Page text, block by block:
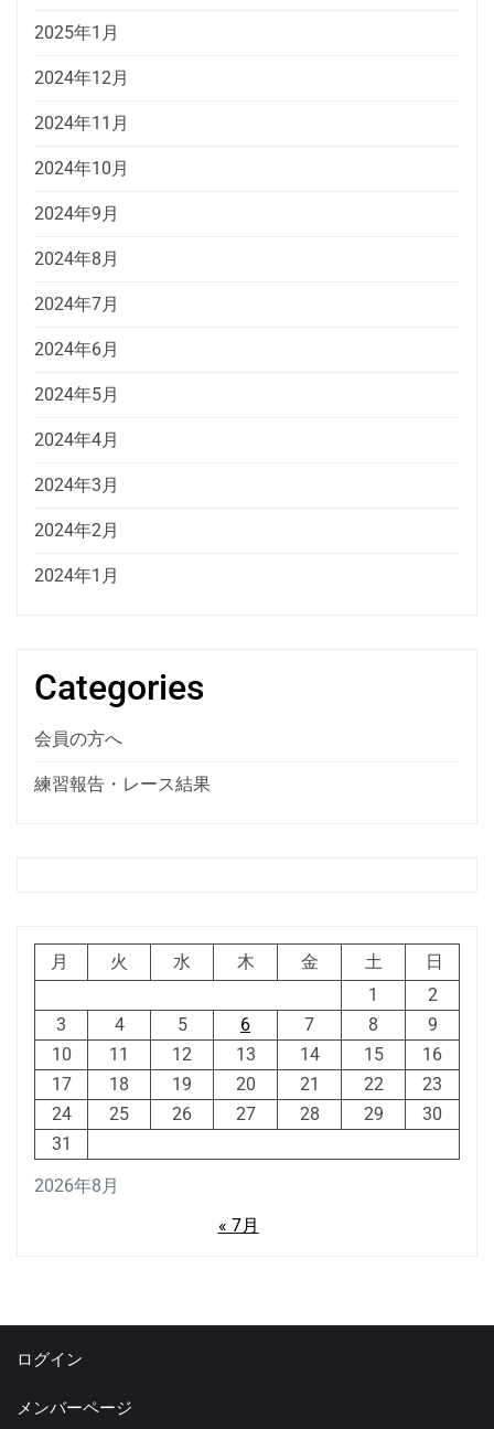
2025年1月
2024年12月
2024年11月
2024年10月
2024年9月
2024年8月
2024年7月
2024年6月
2024年5月
2024年4月
2024年3月
2024年2月
2024年1月
Categories
会員の方へ
練習報告・レース結果
2026年8月
月 火 水 木 金 土
日
1
2
3
4 5 6 7 8
9
10
11 12 13 14 15
16
17
18 19 20 21 22
23
24
25 26 27 28 29
30
31
« 7月
ログイン
メンバーページ